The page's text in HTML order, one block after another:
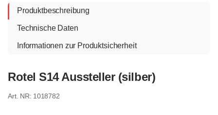
Produktbeschreibung
Technische Daten
Informationen zur Produktsicherheit
Rotel S14 Aussteller (silber)
1018782